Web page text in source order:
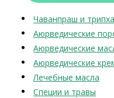
Чаванпраш и
Аюрведические
Аюрведические
Аюрведические
Лечебные масла
Специи и травы